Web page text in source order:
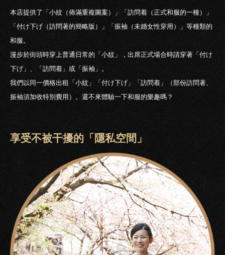
本店提供了「小紋（佈滿重複圖案）」「訪問着（正式和服的一種）」
「付け下げ（訪問著的簡略版）」「振袖（未婚女性穿用）」等種類的
和服。
漫步於街頭時穿上普通日常的「小紋」，出席正式場合時請穿著「付け
下げ」、「訪問着」或「振袖」。
我們以同一價格出租「小紋」「付け下げ」「訪問着」（部份訪問著、
振袖須加收特別費用）。還不來體驗一下和服的樂趣嗎？
享受不被干擾的「隱私空間」